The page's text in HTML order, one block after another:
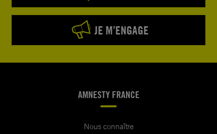
JE M’ENGAGE
AMNESTY FRANCE
Nous connaître